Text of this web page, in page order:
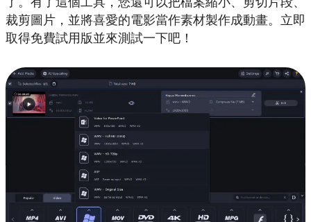
裁剪圖片，並將喜愛的電影當作素材製作成動畫。立即
取得免費試用版並來測試一下吧！